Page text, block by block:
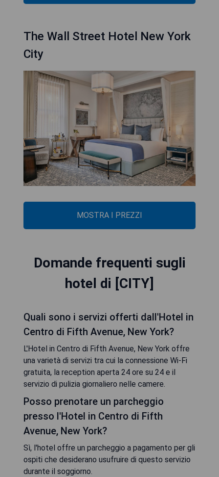
The Wall Street Hotel New York
City
MOSTRA I PREZZI
Domande frequenti sugli
hotel di [CITY]
Quali sono i servizi offerti dall'Hotel in
Centro di Fifth Avenue, New York?
L'Hotel in Centro di Fifth Avenue, New York offre
una varietà di servizi tra cui la connessione Wi-Fi
gratuita, la reception aperta 24 ore su 24 e il
servizio di pulizia giornaliero nelle camere.
Posso prenotare un parcheggio
presso l'Hotel in Centro di Fifth
Avenue, New York?
Sì, l'hotel offre un parcheggio a pagamento per gli
ospiti che desiderano usufruire di questo servizio
durante il soggiorno.